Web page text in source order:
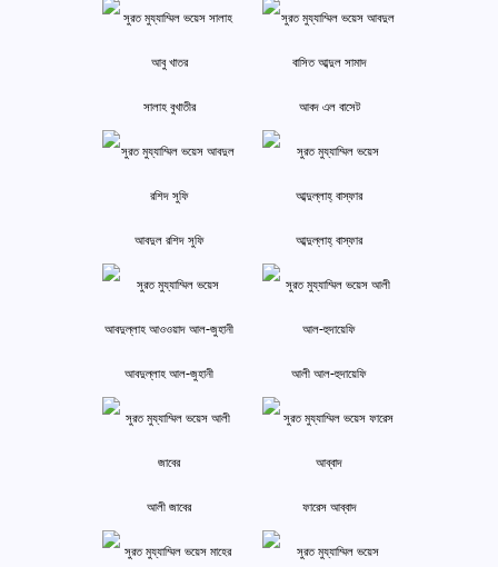
সালাহ বুখাতীর আবদ এল বাসেট
আবদুল রশিদ সুফি আব্দুল্লাহ্ বাস্‌ফার
আবদুল্লাহ আল-জুহানী আলী আল-হুদায়েফি
আলী জাবের ফারেস আব্বাদ